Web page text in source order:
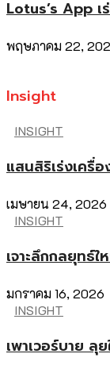
Lotus’s App
พฤษภาคม 22,
Insight
INSIGHT
แสนสิริเร่งเครื่
เมษายน 24, 2026
INSIGHT
เจาะลึกกลยุทธ์
มกราคม 16, 2026
INSIGHT
เพาเวอร์บาย ลุ